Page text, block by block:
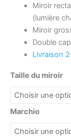
Miroir
(lumière
Miroir
Double
Livraison
Taille du miroir
Marchio